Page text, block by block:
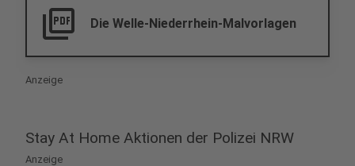
picture_as_pdf Die Welle-Niederrhein-Malvorlagen
Anzeige
Stay At Home Aktionen der Polizei NRW
Anzeige